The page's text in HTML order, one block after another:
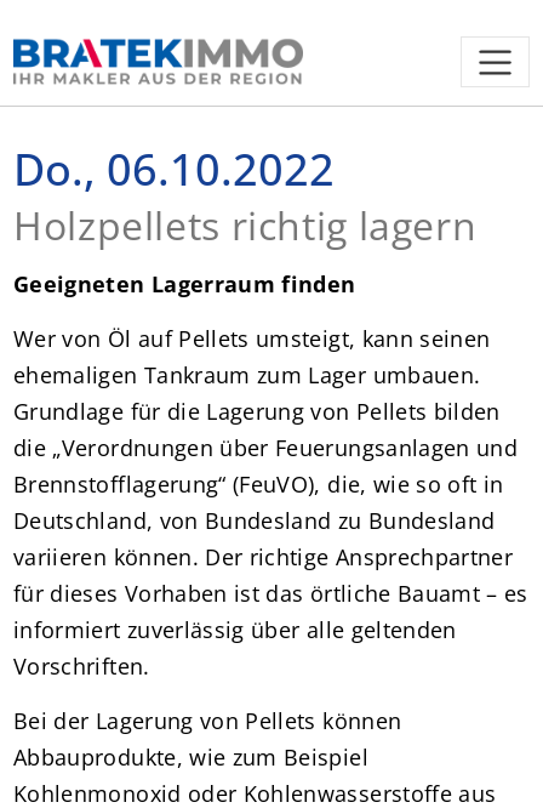
Do., 06.10.2022
Holzpellets richtig lagern
Geeigneten Lagerraum finden
Wer von Öl auf Pellets umsteigt, kann seinen
ehemaligen Tankraum zum Lager umbauen.
Grundlage für die Lagerung von Pellets bilden
die „Verordnungen über Feuerungsanlagen und
Brennstofflagerung“ (FeuVO), die, wie so oft in
Deutschland, von Bundesland zu Bundesland
variieren können. Der richtige Ansprechpartner
für dieses Vorhaben ist das örtliche Bauamt – es
informiert zuverlässig über alle geltenden
Vorschriften.
Bei der Lagerung von Pellets können
Abbauprodukte, wie zum Beispiel
Kohlenmonoxid oder Kohlenwasserstoffe aus